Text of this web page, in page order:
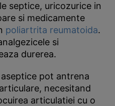
septice, uricozurice in
si medicamente
poliartrita reumatoida.
si
durerea.
pot antrena
necesitand
articulatiei cu o